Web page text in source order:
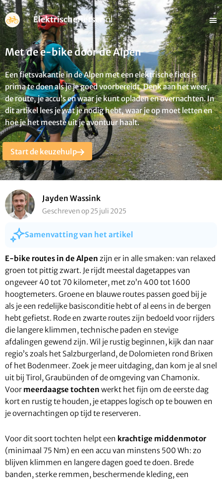
Elektrischefietser .nl
Met de e-bike door de Alpen
Een fietsvakantie in de Alpen met een elektrische fiets is
prima te doen als je je goed voorbereidt. Denk aan het weer,
de route, je accu’s en waar je kunt opladen en overnachten. In
dit artikel lees je wat je nodig hebt, waar je op moet letten en
hoe je het meeste uit je avontuur haalt.
Start de keuzehulp
Jayden Wassink
Geschreven op 25 juli 2025
Samenvatting van het artikel
E-bike routes in de Alpen zijn er in alle smaken: van relaxed
groen tot pittig zwart. Je rijdt meestal dagetappes van
ongeveer 40 tot 70 kilometer, met zo’n 400 tot 1600
hoogtemeters. Groene en blauwe routes passen goed bij je
als je een redelijke basisconditie hebt of al eens in de bergen
hebt gefietst. Rode en zwarte routes zijn bedoeld voor rijders
die langere klimmen, technische paden en stevige
afdalingen gewend zijn. Wil je rustig beginnen, kijk dan naar
regio’s zoals het Salzburgerland, de Dolomieten rond Brixen
of het Bodenmeer. Zoek je meer uitdaging, dan kom je al snel
uit bij Tirol, Graubünden of de omgeving van Chamonix.
Voor meerdaagse tochten werkt het fijn om de eerste dag
kort en rustig te houden, je etappes logisch op te bouwen en
je overnachtingen op tijd te reserveren.
Voor dit soort tochten helpt een krachtige middenmotor
(minimaal 75 Nm) en een accu van minstens 500 Wh: zo
blijven klimmen en langere dagen goed te doen. Brede
banden, sterke remmen, beschermende kleding, een